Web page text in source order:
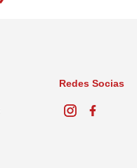
Redes Socias